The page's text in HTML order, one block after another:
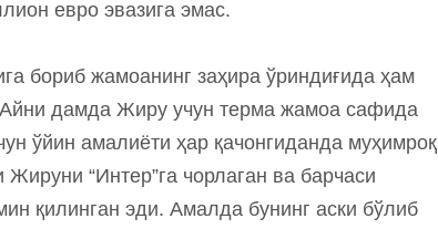
евро эвазига эмас.
бориб жамоанинг заҳира ўриндиғида ҳам
Айни дамда Жиру учун терма жамоа сафида
ўйин амалиёти ҳар қачонгиданда муҳимроқ
“Интер”га чорлаган ва барчаси
қилинган эди. Амалда бунинг аски бўлиб